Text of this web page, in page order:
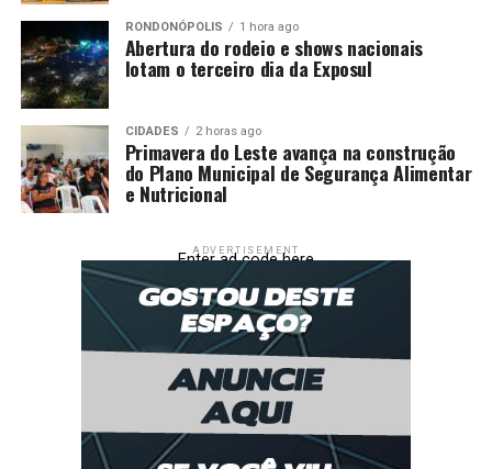
RONDONÓPOLIS 1 hora ago
Abertura do rodeio e shows nacionais
lotam o terceiro dia da Exposul
CIDADES 2 horas ago
Primavera do Leste avança na construção
do Plano Municipal de Segurança Alimentar
e Nutricional
ADVERTISEMENT
Enter ad code here